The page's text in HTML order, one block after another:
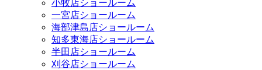
小牧店ショールーム
一宮店ショールーム
海部津島店ショールーム
知多東海店ショールーム
半田店ショールーム
刈谷店ショールーム